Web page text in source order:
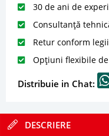
30 de ani de
Consultanță
Retur conform legii
Opțiuni flexibile de
Distribuie in Chat:
DESCRIERE